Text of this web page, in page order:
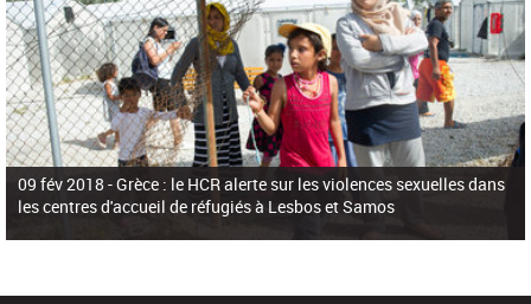
09 fév 2018 -Grèce : le HCR alerte sur les violences sexuelles dans
les centres d'accueil de réfugiés à Lesbos et Samos